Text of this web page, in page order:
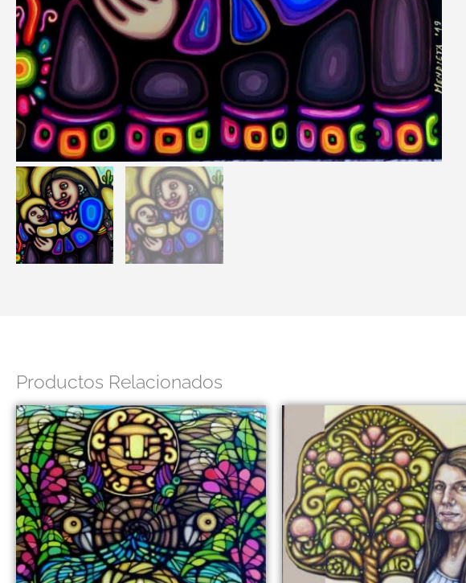
Productos Relacionados